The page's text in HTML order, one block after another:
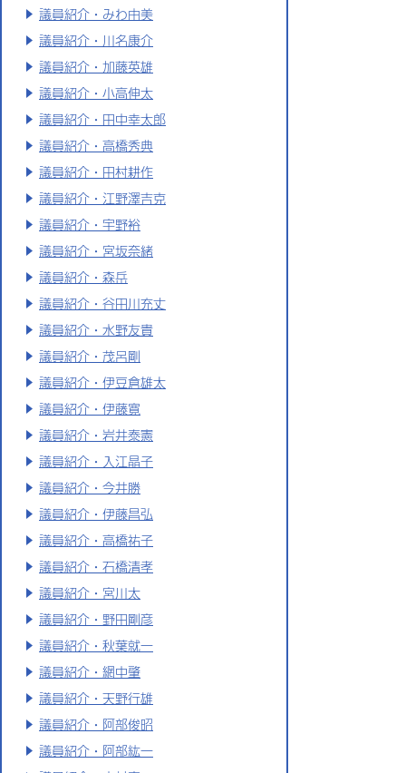
議員紹介・みわ由美
議員紹介・川名康介
議員紹介・加藤英雄
議員紹介・小高伸太
議員紹介・田中幸太郎
議員紹介・高橋秀典
議員紹介・田村耕作
議員紹介・江野澤吉克
議員紹介・宇野裕
議員紹介・宮坂奈緒
議員紹介・森岳
議員紹介・谷田川充丈
議員紹介・水野友貴
議員紹介・茂呂剛
議員紹介・伊豆倉雄太
議員紹介・伊藤寛
議員紹介・岩井泰憲
議員紹介・入江晶子
議員紹介・今井勝
議員紹介・伊藤昌弘
議員紹介・高橋祐子
議員紹介・石橋清孝
議員紹介・宮川太
議員紹介・野田剛彦
議員紹介・秋葉就一
議員紹介・網中肇
議員紹介・天野行雄
議員紹介・阿部俊昭
議員紹介・阿部紘一